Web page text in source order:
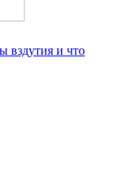
вздутия и что